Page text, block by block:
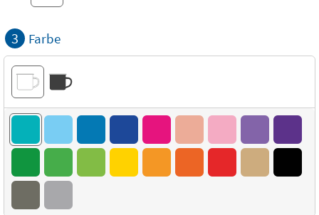
3 Farbe